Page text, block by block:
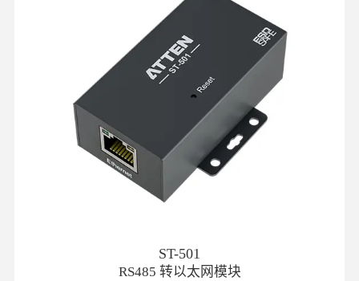
ST-501
RS485 转以太网模块